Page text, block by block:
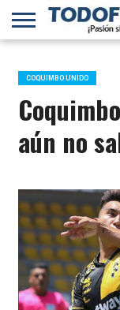
PRIMERA
B
SELECCIÓN
CHILENA
CHILENOS
EN EL
MUNDO
FÚTBOL
INTERNACIONAL
COQUIMBO UNIDO
aún no